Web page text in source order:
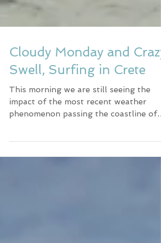
Cloudy Monday and Crazy
Swell, Surfing in Crete
This morning we are still seeing the
impact of the most recent weather
Western Greece, the so called Med